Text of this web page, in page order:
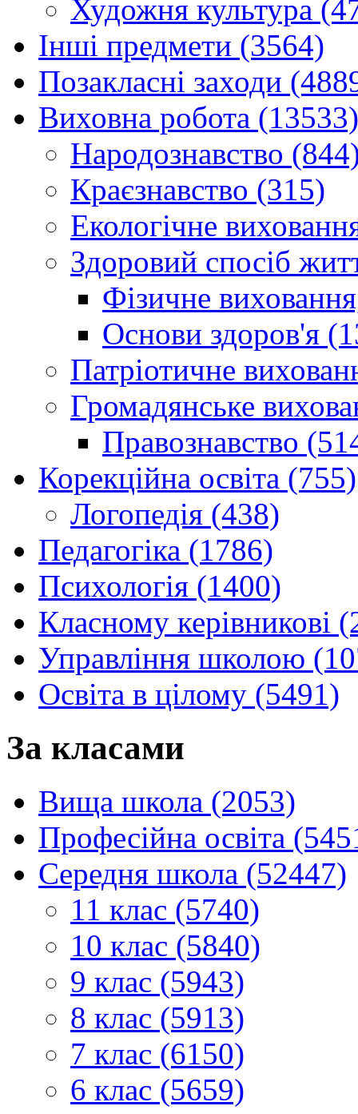
Художня культура
Інші предмети (3564)
Позакласні заходи
Виховна робота (13533)
Народознавство
Краєзнавство (315)
Екологічне
Здоровий спосіб
Фізичне
Основи здоров'я
Патріотичне
Громадянське
Правознавство
Корекційна освіта (755)
Логопедія (438)
Педагогіка (1786)
Психологія (1400)
Класному керівникові
Управління школою
Освіта в цілому (5491)
За класами
Вища школа (2053)
Професійна освіта
Середня школа (52447)
11 клас (5740)
10 клас (5840)
9 клас (5943)
8 клас (5913)
7 клас (6150)
6 клас (5659)